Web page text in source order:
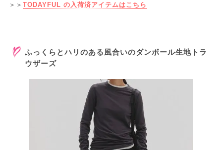
＞＞ TODAYFUL の入荷済アイテムはこちら
ふっくらとハリのある風合いのダンボール生地トラ
ウザーズ